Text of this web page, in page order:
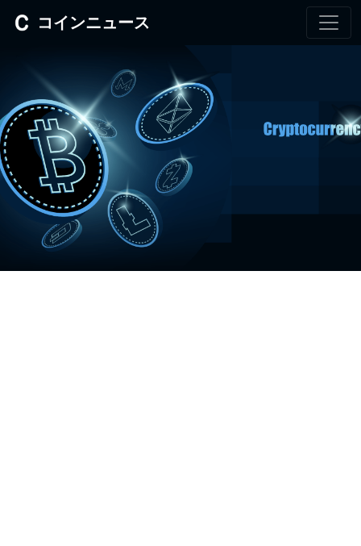
コインニュース